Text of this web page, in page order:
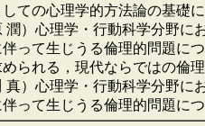
ての心理学的方法論の基礎
潤）心理学・行動科学分野に
って生じうる倫理的問題に
られる，現代ならではの倫
真）心理学・行動科学分野に
って生じうる倫理的問題に